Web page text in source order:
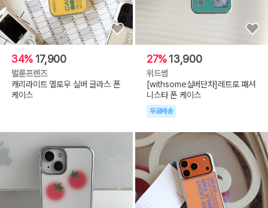
34% 17,900
벌룬프렌즈
캐리라이트 옐로우 실버 글라스 폰
케이스
27%13,900
위드썸
[withsome실버단차]레트로 패셔
니스타 폰 케이스
무료배송